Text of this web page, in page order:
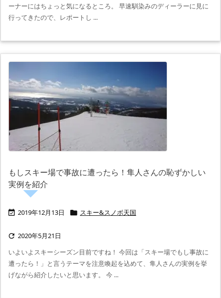
ーナーにはちょっと気になるところ。 早速馴染みのディーラーに見に
行ってきたので、レポートし ...
もしスキー場で事故に遭ったら！隼人さんの恥ずかしい
実例を紹介
 2019年12月13日  スキー&スノボ天国
 2020年5月21日
いよいよスキーシーズン目前ですね！ 今回は「スキー場でもし事故に
遭ったら！」と言うテーマを注意喚起を込めて、隼人さんの実例を挙
げながら紹介したいと思います。 今 ...